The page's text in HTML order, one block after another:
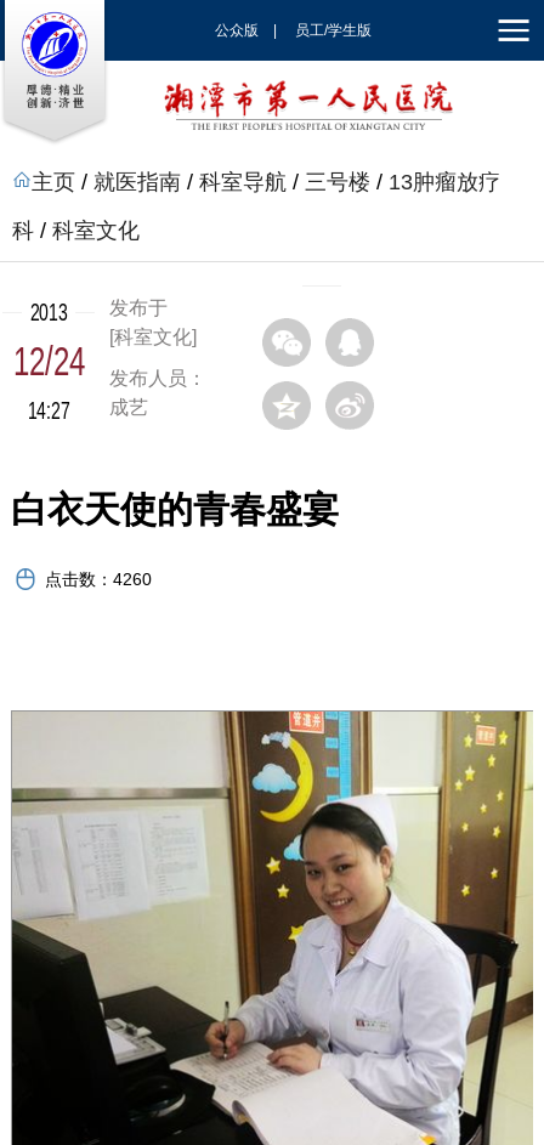
公众版 员工/学生版
| EN
主页 / 就医指南 / 科室导航 / 三号楼 / 13肿瘤放疗
科 / 科室文化
2013
12/24
14:27
发布于
[科室文化]
发布人员：
成艺
白衣天使的青春盛宴
点击数： 4260